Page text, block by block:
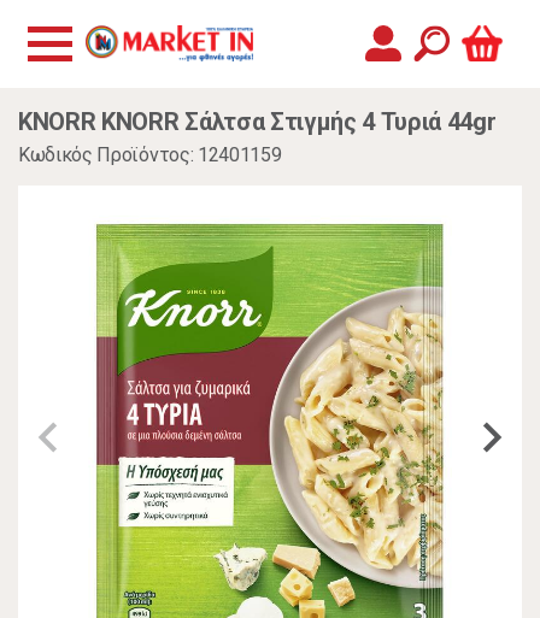
KNORR KNORR Σάλτσα Στιγμής 4 Τυριά 44gr
Κωδικός Προϊόντος: 12401159